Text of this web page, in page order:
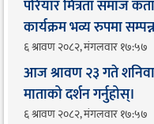
परियार मित्रता समाज
कार्यक्रम भव्य रुपमा
६ श्रावण २०८२, मंगलवार १७:५७
आज श्रावण २३ गते
माताको दर्शन गर्नुहोस्।
६ श्रावण २०८२, मंगलवार १७:५७